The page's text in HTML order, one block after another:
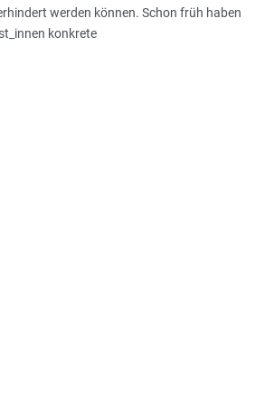
werden können. Schon früh haben
konkrete